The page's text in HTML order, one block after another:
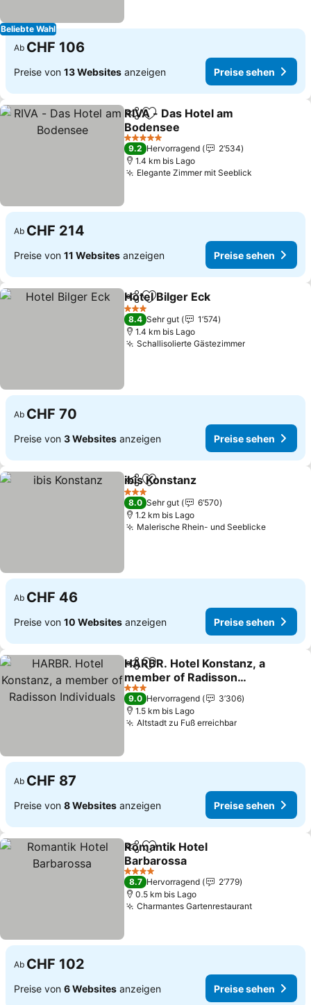
Beliebte Wahl
Ab CHF 106
Preise von 13 Websites anzeigen Preise sehen
TeilenZu Favoriten hinzufügen
RIVA - Das Hotel am
Bodensee
5 Sterne
9.2 Hervorragend
2’534
1.4 km bis Lago
Elegante Zimmer mit Seeblick
Ab CHF 214
Preise von 11 Websites anzeigen Preise sehen
TeilenZu Favoriten hinzufügen
Hotel Bilger Eck
3 Sterne
8.4 Sehr gut
1’574
1.4 km bis Lago
Schallisolierte Gästezimmer
Ab CHF 70
Preise von 3 Websites anzeigen Preise sehen
TeilenZu Favoriten hinzufügen
ibis Konstanz
3 Sterne
8.0 Sehr gut
6’570
1.2 km bis Lago
Malerische Rhein- und Seeblicke
Ab CHF 46
Preise von 10 Websites anzeigen Preise sehen
TeilenZu Favoriten hinzufügen
HARBR. Hotel Konstanz, a
member of Radisson
Individuals
3 Sterne
9.0 Hervorragend
3’306
1.5 km bis Lago
Altstadt zu Fuß erreichbar
Ab CHF 87
Preise von 8 Websites anzeigen Preise sehen
TeilenZu Favoriten hinzufügen
Romantik Hotel
Barbarossa
4 Sterne
8.7 Hervorragend
2’779
0.5 km bis Lago
Charmantes Gartenrestaurant
Ab CHF 102
Preise von 6 Websites anzeigen Preise sehen